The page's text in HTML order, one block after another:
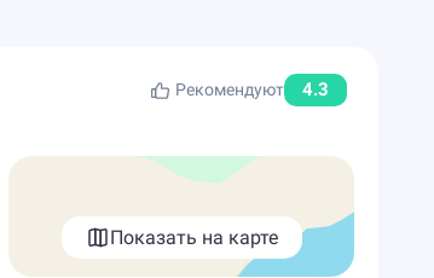
Рекомендуют 4.3
Показать на карте